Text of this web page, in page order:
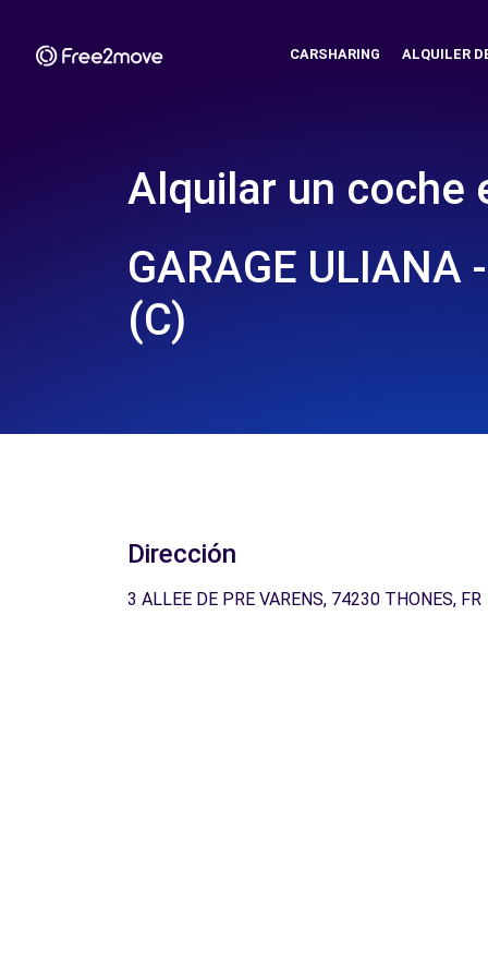
CARSHARING ALQUILER
Alquilar un coche
GARAGE ULIANA
(C)
Dirección
3 ALLEE DE PRE VARENS, 74230 THONES, FR